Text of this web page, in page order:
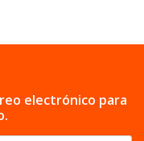
electrónico para